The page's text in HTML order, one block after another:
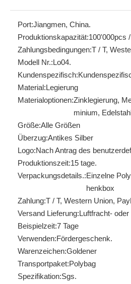
Port:Jiangmen, China.
Produktionskapazität:100'000pcs
Zahlungsbedingungen:T / T,
Modell Nr.:Lo04.
Kundenspezifisch:
Material:Legierung
Materialoptionen:Zinklegierung,
minium,
Größe:Alle Größen
Überzug:Antikes Silber
Logo:Nach Antrag des
Produktionszeit:15 tage.
Verpackungsdetails.:Einzelne
henkbox
Zahlung:T / T, Western Union,
Versand Lieferung:Luftfracht-
Beispielzeit:7 Tage
Verwenden:Fördergeschenk.
Warenzeichen:Goldener
Transportpaket:Polybag
Spezifikation:Sgs.